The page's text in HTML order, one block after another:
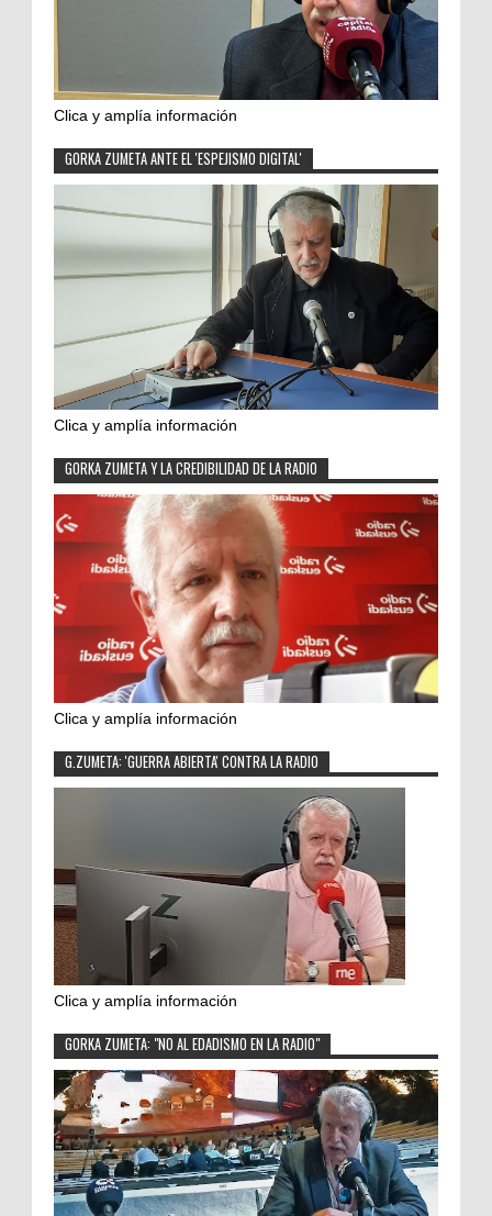
Clica y amplía información
GORKA ZUMETA ANTE EL 'ESPEJISMO DIGITAL'
Clica y amplía información
GORKA ZUMETA Y LA CREDIBILIDAD DE LA RADIO
Clica y amplía información
G.ZUMETA: 'GUERRA ABIERTA' CONTRA LA RADIO
Clica y amplía información
GORKA ZUMETA: "NO AL EDADISMO EN LA RADIO"